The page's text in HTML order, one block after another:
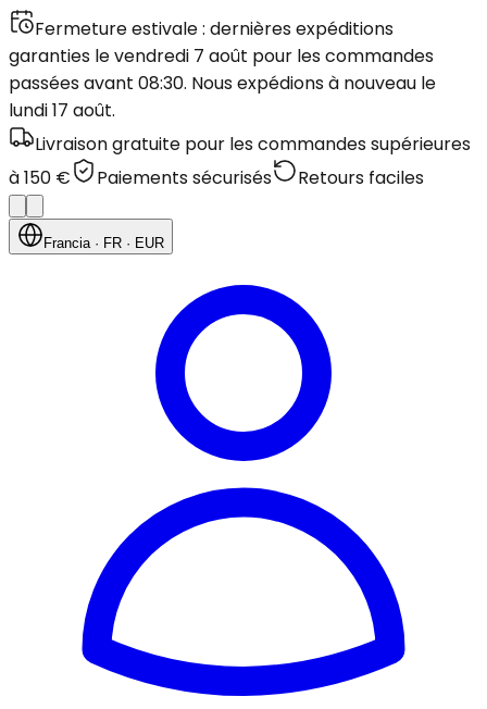
Fermeture estivale : dernières expéditions
garanties le vendredi 7 août pour les commandes
passées avant 08:30. Nous expédions à nouveau le
lundi 17 août.
Livraison gratuite pour les commandes supérieures
à 150 €
Paiements sécurisés Retours faciles
Francia· FR · EUR